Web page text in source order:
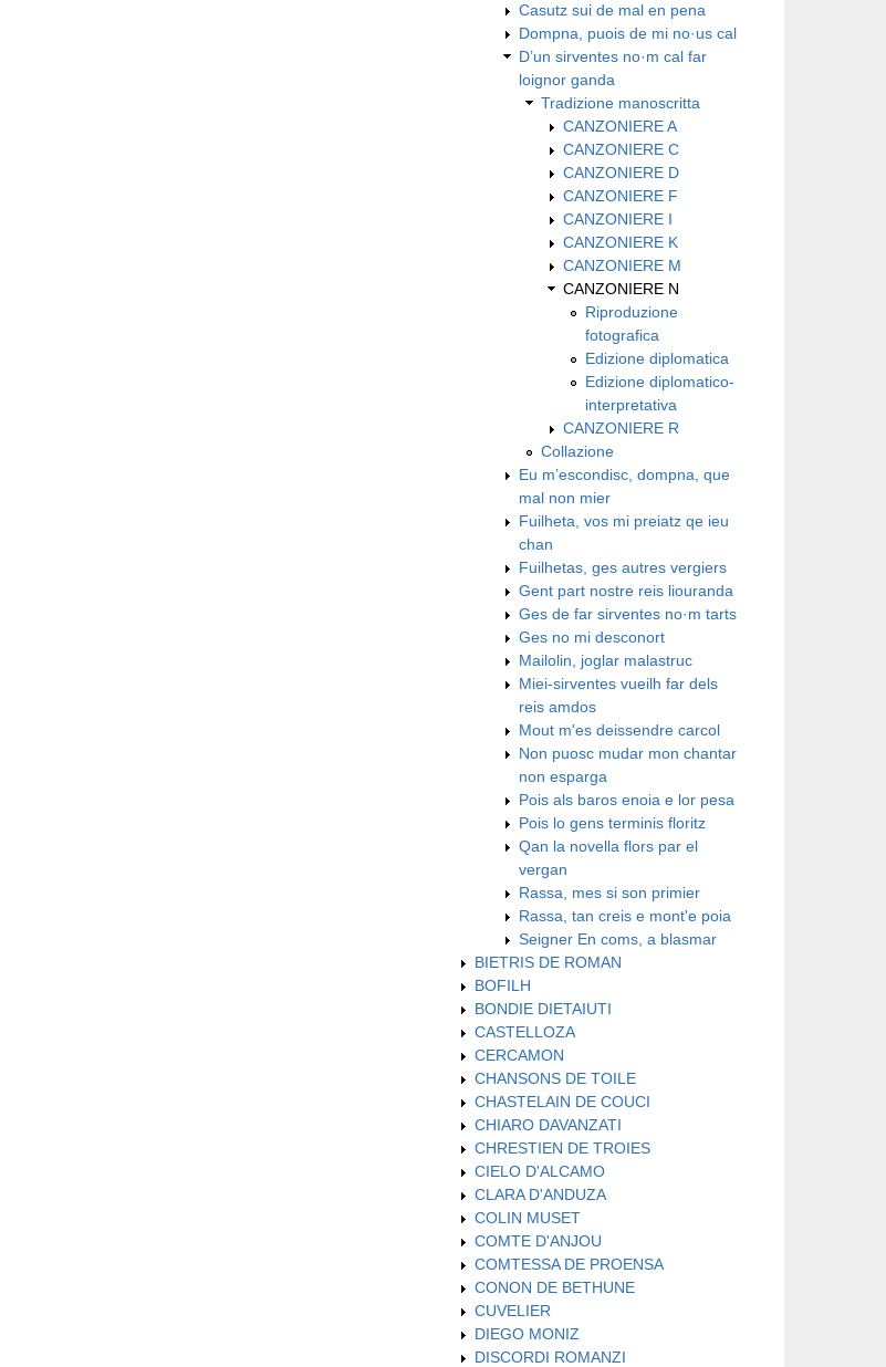
Casutz sui de mal en pena
Dompna, puois de mi no·us cal
D’un sirventes no·m cal far
loignor ganda
Tradizione manoscritta
CANZONIERE A
CANZONIERE C
CANZONIERE D
CANZONIERE F
CANZONIERE I
CANZONIERE K
CANZONIERE M
CANZONIERE N
Riproduzione
fotografica
Edizione diplomatica
Edizione diplomatico-
interpretativa
CANZONIERE R
Collazione
Eu m’escondisc, dompna, que
mal non mier
Fuilheta, vos mi preiatz qe ieu
chan
Fuilhetas, ges autres vergiers
Gent part nostre reis liouranda
Ges de far sirventes no·m tarts
Ges no mi desconort
Mailolin, joglar malastruc
Miei-sirventes vueilh far dels
reis amdos
Mout m'es deissendre carcol
Non puosc mudar mon chantar
non esparga
Pois als baros enoia e lor pesa
Pois lo gens terminis floritz
Qan la novella flors par el
vergan
Rassa, mes si son primier
Rassa, tan creis e mont'e poia
Seigner En coms, a blasmar
BIETRIS DE ROMAN
BOFILH
BONDIE DIETAIUTI
CASTELLOZA
CERCAMON
CHANSONS DE TOILE
CHASTELAIN DE COUCI
CHIARO DAVANZATI
CHRESTIEN DE TROIES
CIELO D'ALCAMO
CLARA D'ANDUZA
COLIN MUSET
COMTE D'ANJOU
COMTESSA DE PROENSA
CONON DE BETHUNE
CUVELIER
DIEGO MONIZ
DISCORDI ROMANZI